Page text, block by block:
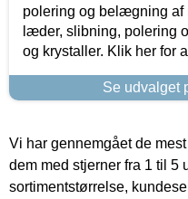
polering og belægning af
læder, slibning, polering
og krystaller. Klik her for
Se udvalget
Vi har gennemgået de
dem med stjerner fra 1 til 5
sortimentstørrelse,